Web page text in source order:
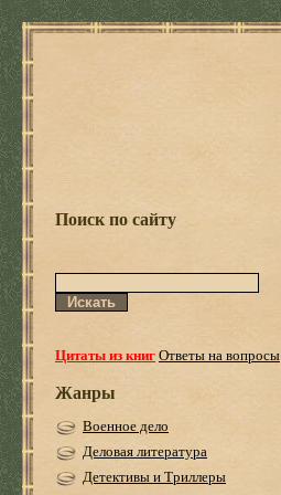
Поиск по сайту
Цитаты из книгОтветы на вопросы
Жанры
Военное дело
Деловая литература
Детективы и Триллеры